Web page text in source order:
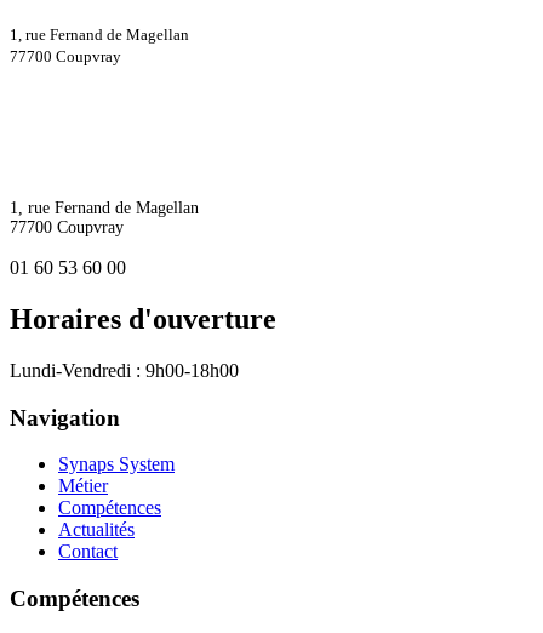
1, rue Fernand de Magellan
77700 Coupvray
1, rue Fernand de Magellan
77700 Coupvray
01 60 53 60 00
Horaires d'ouverture
Lundi-Vendredi : 9h00-18h00
Navigation
Synaps System
Métier
Compétences
Actualités
Contact
Compétences